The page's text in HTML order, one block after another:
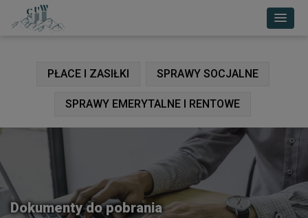
PŁACE I ZASIŁKI SPRAWY SOCJALNE
SPRAWY EMERYTALNE I RENTOWE
Dokumenty do pobrania